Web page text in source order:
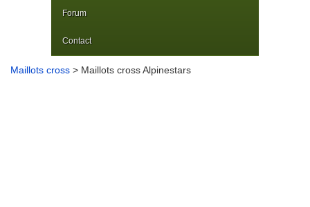
Forum
Contact
Maillots cross > Maillots cross Alpinestars